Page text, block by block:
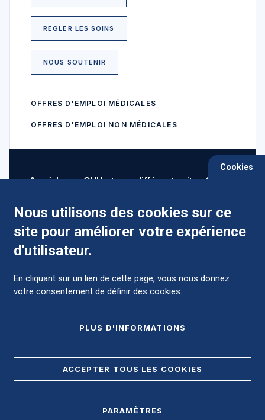
RÉGLER LES SOINS
NOUS SOUTENIR
OFFRES D'EMPLOI MÉDICALES
OFFRES D'EMPLOI NON MÉDICALES
Accéder au CHU et ses différents sites ?
Comment préparer mon hospitalisation ?
PLAN DE SITE
Cookies
Nous utilisons des cookies sur ce
site pour améliorer votre expérience
d'utilisateur.
En cliquant sur un lien de cette page, vous nous donnez
votre consentement de définir des cookies.
PLUS D'INFORMATIONS
ACCEPTER TOUS LES COOKIES
PARAMÈTRES